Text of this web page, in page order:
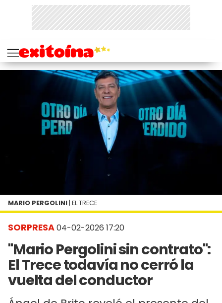
SORPRESA04-02-2026 17:20
"Mario Pergolini sin contrato":
El Trece todavía no cerró la
vuelta del conductor
MARIO PERGOLINI | EL TRECE